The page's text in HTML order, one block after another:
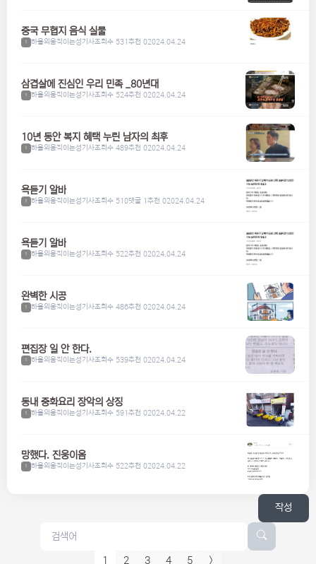
중국 무협지 음식 실물
1 하울의움직이는성기사조회수 531 추천 02024.04.24
삼겹살에 진심인 우리 민족 _80년대
1 하울의움직이는성기사조회수 524추천 02024.04.24
10년 동안 복지 혜택 누린 남자의 최후
1 하울의움직이는성기사조회수 489추천 02024.04.24
욕듣기 알바
1 하울의움직이는성기사조회수 510댓글 1 추천 02024.04.24
욕듣기 알바
1 하울의움직이는성기사조회수 522추천 02024.04.24
완벽한 시공
1 하울의움직이는성기사조회수 486추천 02024.04.24
편집장 일 안 한다.
1 하울의움직이는성기사조회수 539추천 02024.04.24
동내 중화요리 장악의 상징
1 하울의움직이는성기사조회수 591 추천 02024.04.22
망했다. 진웅이옴
1 하울의움직이는성기사조회수 522추천 02024.04.22
작성
1 2 3 4 5 >